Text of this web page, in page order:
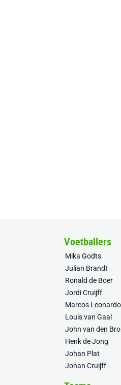
Voetballers
Mika Godts
Julian Brandt
Ronald de Boer
Jordi Cruijff
Marcos Leonardo
Louis van Gaal
John van den
Henk de Jong
Johan Plat
Johan Cruijff